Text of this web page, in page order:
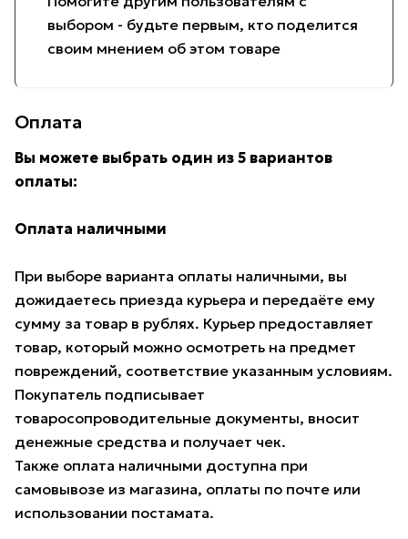
выбором - будьте первым, кто поделится
своим мнением об этом товаре
Оплата
Вы можете выбрать один из 5 вариантов
оплаты:
Оплата наличными
При выборе варианта оплаты наличными, вы
дожидаетесь приезда курьера и передаёте ему
сумму за товар в рублях. Курьер предоставляет
товар, который можно осмотреть на предмет
повреждений, соответствие указанным условиям.
Покупатель подписывает
товаросопроводительные документы, вносит
денежные средства и получает чек.
Также оплата наличными доступна при
самовывозе из магазина, оплаты по почте или
использовании постамата.